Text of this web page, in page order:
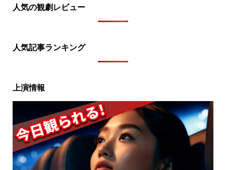
人気の観劇レビュー
人気記事ランキング
上演情報